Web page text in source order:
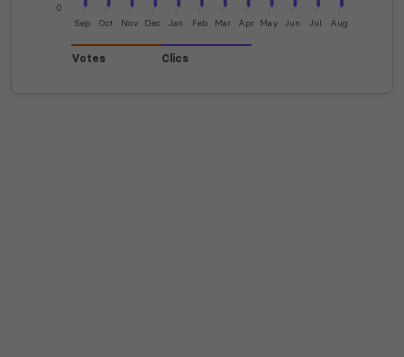
0
Sep Oct Nov Dec Jan Feb Mar Apr May Jun Jul Aug
Votes Clics